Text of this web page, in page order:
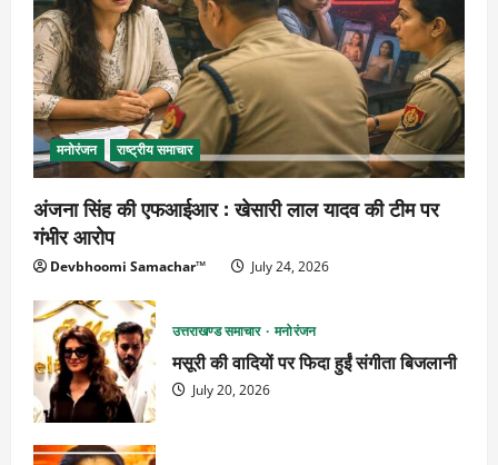
मनोरंजन राष्ट्रीय समाचार
अंजना सिंह की एफआईआर : खेसारी लाल यादव की टीम पर
गंभीर आरोप
Devbhoomi Samachar™ July 24, 2026
उत्तराखण्ड समाचार मनोरंजन
मसूरी की वादियों पर फिदा हुईं संगीता बिजलानी
July 20, 2026